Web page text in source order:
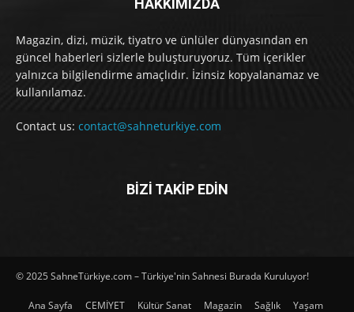
HAKKIMIZDA
Magazin, dizi, müzik, tiyatro ve ünlüler dünyasından en
güncel haberleri sizlerle buluşturuyoruz. Tüm içerikler
yalnızca bilgilendirme amaçlıdır. İzinsiz kopyalanamaz ve
kullanılamaz.
Contact us: contact@sahneturkiye.com
BİZİ TAKİP EDİN
© 2025 SahneTürkiye.com – Türkiye'nin Sahnesi Burada Kuruluyor!
Ana Sayfa CEMİYET Kültür Sanat Magazin Sağlık Yaşam